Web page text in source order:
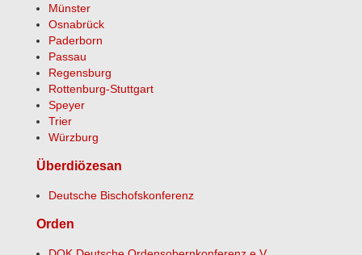
Münster
Osnabrück
Paderborn
Passau
Regensburg
Rottenburg-Stuttgart
Speyer
Trier
Würzburg
Überdiözesan
Deutsche Bischofskonferenz
Orden